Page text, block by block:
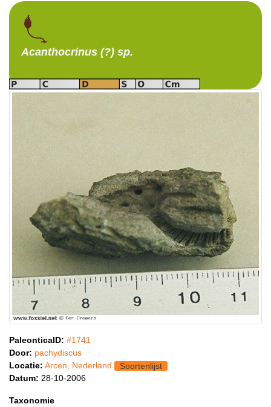
Acanthocrinus (?) sp.
PaleonticaID: #1741
Door: pachydiscus
Locatie: Arcen, Nederland
Soortenlijst
Datum: 28-10-2006
Taxonomie